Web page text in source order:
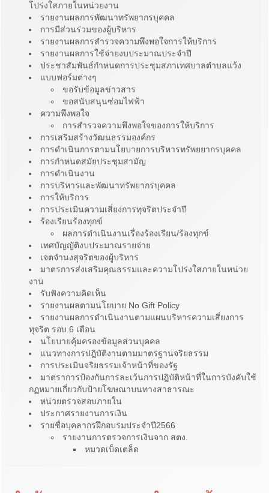
โปร่งใสภายในหน่วยงาน
รายงานผลการพัฒนาทรัพยากรบุคคล
การมีส่วนร่วมของผู้บริหาร
รายงานผลการสำรวจความพึงพอใจการให้บริการ
รายงานผลการใช้จ่ายงบประมาณประจำปี
ประชาสัมพันธ์กำหนดการประชุมสภาเทศบาลตำบลแว้ง
แบบฟอร์มต่างๆ
ขอรับข้อมูลข่าวสาร
ขอสนับสนุนซ่อมไฟฟ้า
ความพึงพอใจ
การสำรวจความพึงพอใจของการให้บริการ
การเสริมสร้างวัฒนธรรมองค์กร
การดำเนินการตามนโยบายการบริหารทรัพยยากรบุคคล
การกำหนดสมัยประชุมสามัญ
การดำเนินงาน
การบริหารและพัฒนาทรัพยากรบุคคล
การให้บริการ
การประเมินความเสี่ยงการทุจริตประจำปี
ร้องเรียนร้องทุกข์
ผลการดำเนินงานเรื่องร้องเรียน/ร้องทุกข์
เทศบัญญัติงบประมาณรายจ่าย
เจตจำนงสุจริตของผู้บริหาร
มาตรการส่งเสริมคุณธรรมและความโปร่งใสภายในหน่วย
งาน
รับฟังความคิดเห็น
รายงานผลตามนโยบาย No Gift Policy
รายงานผลการดำเนินงานตามแผนบริหารความเสี่ยงการ
ทุจริต รอบ 6 เดือน
นโยบายคุ้มครองข้อมูลส่วนบุคคล
แนวทางการปฎิบัติงานตามมาตรฐานจริยธรรม
การประเมินจริยธรรมเจ้าหน้าที่ของรัฐ
มาตราการป้องกันการละเว้นการปฎิบัติหน้าที่ในการบังคับใช้
กฏหมายเกี่ยวกับป้ายโฆษณาบนทางสาธารณะ
หน่วยตรวจสอบภายใน
ประกาศรายงานการเงิน
รายชื่อบุคลากรฝึกอบรมประจำปี2566
รายงานการตรวจการเงินจาก สตง.
หมวดเบ็ดเตล็ด